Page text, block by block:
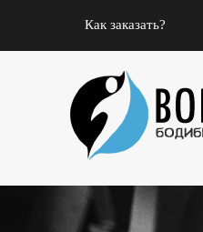
Как заказать?